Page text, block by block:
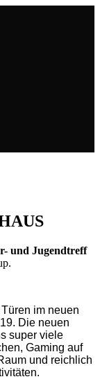
und Jugendtreff
im neuen
Die neuen
super viele
Gaming auf
und reichlich